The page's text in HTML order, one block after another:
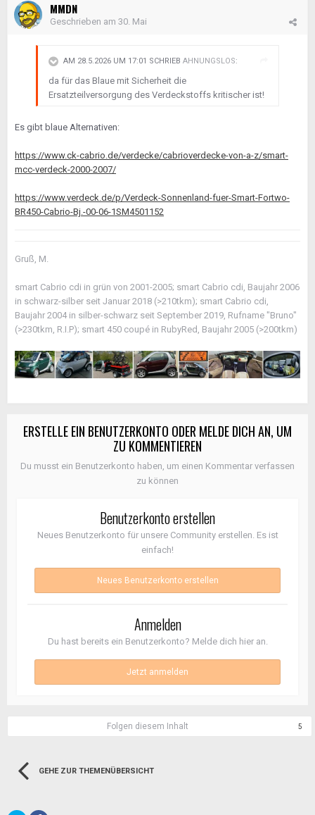
MMDN
Geschrieben am 30. Mai
AM 28.5.2026 UM 17:01 SCHRIEB AHNUNGSLOS:
da für das Blaue mit Sicherheit die
Ersatzteilversorgung des Verdeckstoffs kritischer ist!
Es gibt blaue Alternativen:
https://www.ck-cabrio.de/verdecke/cabrioverdecke-von-a-z/smart-
mcc-verdeck-2000-2007/
https://www.verdeck.de/p/Verdeck-Sonnenland-fuer-Smart-Fortwo-
BR450-Cabrio-Bj.-00-06-1SM4501152
Gruß, M.
smart Cabrio cdi in grün von 2001-2005; smart Cabrio cdi, Baujahr 2006
in schwarz-silber seit Januar 2018 (>210tkm); smart Cabrio cdi,
Baujahr 2004 in silber-schwarz seit September 2019, Rufname "Bruno"
(>230tkm, R.I.P); smart 450 coupé in RubyRed, Baujahr 2005 (>200tkm)
ERSTELLE EIN BENUTZERKONTO ODER MELDE DICH AN, UM
ZU KOMMENTIEREN
Du musst ein Benutzerkonto haben, um einen Kommentar verfassen
zu können
Benutzerkonto erstellen
Neues Benutzerkonto für unsere Community erstellen. Es ist
einfach!
Neues Benutzerkonto erstellen
Anmelden
Du hast bereits ein Benutzerkonto? Melde dich hier an.
Jetzt anmelden
Folgen diesem Inhalt 5
GEHE ZUR THEMENÜBERSICHT